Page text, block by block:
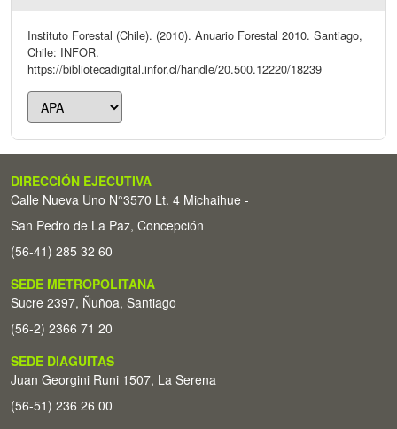
Instituto Forestal (Chile). (2010). Anuario Forestal 2010. Santiago,
Chile: INFOR.
https://bibliotecadigital.infor.cl/handle/20.500.12220/18239
DIRECCIÓN EJECUTIVA
Calle Nueva Uno N°3570 Lt. 4 Michaihue -
San Pedro de La Paz, Concepción
(56-41) 285 32 60
SEDE METROPOLITANA
Sucre 2397, Ñuñoa, Santiago
(56-2) 2366 71 20
SEDE DIAGUITAS
Juan Georgini Runi 1507, La Serena
(56-51) 236 26 00